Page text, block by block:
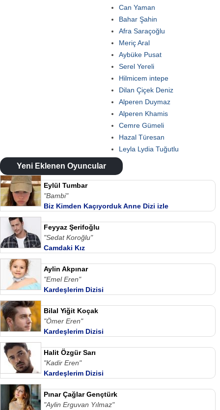
Can Yaman
Bahar Şahin
Afra Saraçoğlu
Meriç Aral
Aybüke Pusat
Serel Yereli
Hilmicem intepe
Dilan Çiçek Deniz
Alperen Duymaz
Alperen Khamis
Cemre Gümeli
Hazal Türesan
Leyla Lydia Tuğutlu
Yeni Eklenen Oyuncular
Eylül Tumbar
"Bambi"
Biz Kimden Kaçıyorduk Anne Dizi izle
Feyyaz Şerifoğlu
"Sedat Koroğlu"
Camdaki Kız
Aylin Akpınar
"Emel Eren"
Kardeşlerim Dizisi
Bilal Yiğit Koçak
"Ömer Eren"
Kardeşlerim Dizisi
Halit Özgür Sarı
"Kadir Eren"
Kardeşlerim Dizisi
Pınar Çağlar Gençtürk
"Aylin Erguvan Yılmaz"